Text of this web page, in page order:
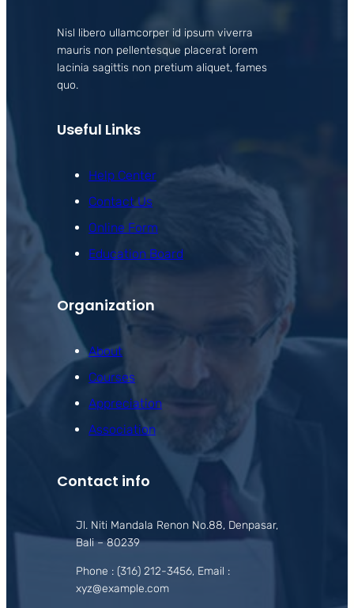
Nisl libero ullamcorper id ipsum viverra
mauris non pellentesque placerat lorem
lacinia sagittis non pretium aliquet, fames
quo.
Useful Links
Help Center
Contact Us
Online Form
Education Board
Organization
About
Courses
Appreciation
Association
Contact info
Jl. Niti Mandala Renon No.88, Denpasar,
Bali – 80239
Phone : (316) 212-3456, Email :
xyz@example.com